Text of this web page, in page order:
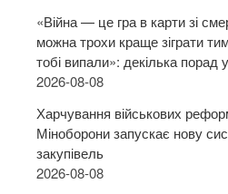
«Війна — це гра в карти зі
можна трохи краще зіграти
тобі випали»: декілька порад
2026-08-08
Харчування військових
Міноборони запускає нову
закупівель
2026-08-08